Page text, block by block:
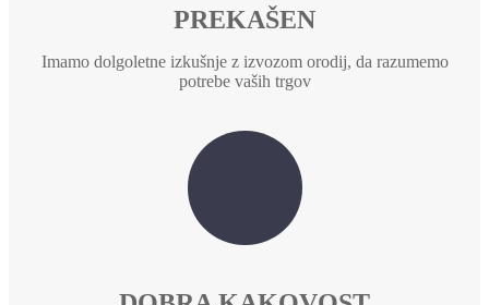
PREKAŠEN
Imamo dolgoletne izkušnje z izvozom orodij, da razumemo
potrebe vaših trgov